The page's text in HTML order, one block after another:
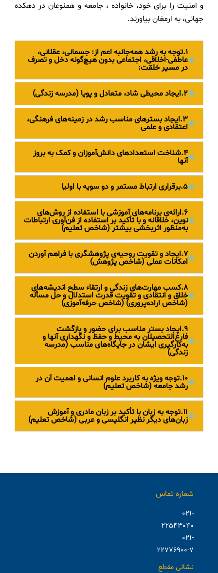
و امنیت را برای خود، خانواده ، جامعه و هم­نوعان در دهکده
جهانی، به ارمغان بیاورند.
۱.توجه به رشد همه‌جانبه اعم از: جسمانی، عقلانی،
عاطفی-اخلاقی، اجتماعی بدون هیچ‌گونه دخل و تصرف
در مسیر خلقت:
۲.ایجاد محیطی شاد، متعادل و پویا (مدرسه زندگی)
۳.ایجاد بسترهای مناسب رشد در زمینه‌های فرهنگی،
اعتقادی و علمی
۴.شناخت استعدادهای دانش‌آموزان و کمک به بروز
آنها
۵.برقراری ارتباط مستمر و دو سویه با اولیا
۶.ارائه‌ی برنامه‌های آموزشی با استفاده از روش‌های
نوین، خلاقانه و با تأکید بر استفاده از فن‌آوری ارتباطات
به‌منظور اثربخشی بیشتر (شاخص تعلیم)
۷.ایجاد و تقویت روحیه‌ی پژوهشگری با فراهم آوردن
امکانات عملی (شاخص پژوهش)
۸.کسب مهارت‌های زندگی و ارتقاء سطح اندیشه‌های
خلاق و انتقادی و تقویت قدرت استدلال و حل مسأله
(شاخص اراده‌پروری) (شاخص حرفه‌آموزی)
۹.ایجاد بستر مناسب برای حضور و بازگشت
فارغ‌التحصیلان به محیط و حفظ و نگهداری آنها و
به‌کارگیری ایشان در جایگاه‌های مناسب (مدرسه
زندگی)
۱۰.توجه ویژه به کاربرد علوم انسانی و اهمیت آن در
رشد جامعه (شاخص تعلیم)
۱۱.توجه به زبان با تأکید بر زبان مادری و آموزش
زبان‌های دیگر نظیر انگلیسی و عربی (شاخص تعلیم)
شماره تماس
021-
22543040
021-
22776900-7
نشانی مقطع